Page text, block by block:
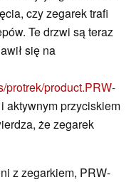
czy zegarek trafi
Te drzwi są teraz
się na
protrek/product.PRW-
aktywnym przyciskiem
że zegarek
z zegarkiem, PRW-